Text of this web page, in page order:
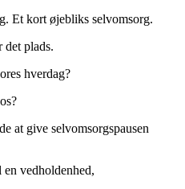
Et kort øjebliks selvomsorg.
plads.
hverdag?
at give selvomsorgspausen
vedholdenhed,